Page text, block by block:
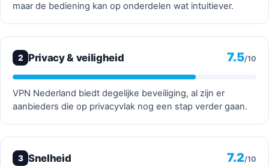
maar de bediening kan op onderdelen wat intuitiever.
2 Privacy & veiligheid 7.5/10
VPN Nederland biedt degelijke beveiliging, al zijn er
aanbieders die op privacyvlak nog een stap verder gaan.
3 Snelheid 7.2/10